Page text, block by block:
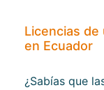
Licencias
en Ecuador
¿Sabías que